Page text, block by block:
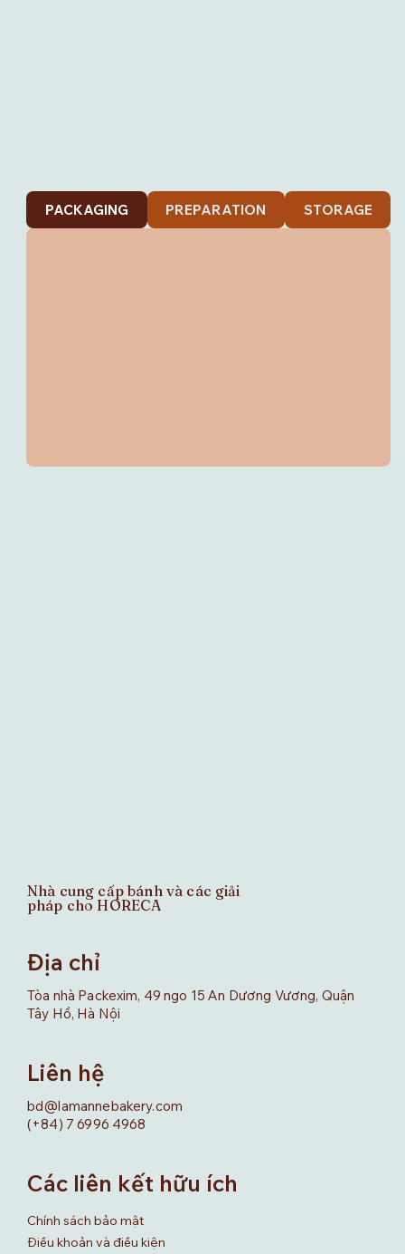
PACKAGING PREPARATION STORAGE
Nhà cung cấp bánh và các giải
pháp cho HORECA
Địa chỉ
Tòa nhà Packexim, 49 ngo 15 An Dương Vương, Quận
Tây Hồ, Hà Nội
Liên hệ
bd@lamannebakery.com
(+84) 7 6996 4968
Các liên kết hữu ích
Chính sách bảo mật
Điều khoản và điều kiện